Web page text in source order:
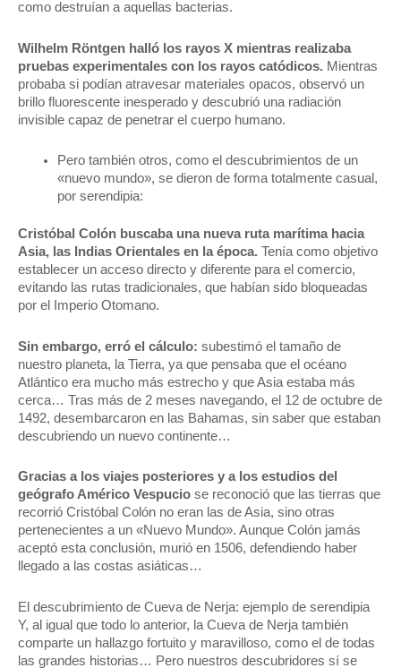
como destruían a aquellas bacterias.
Wilhelm Röntgen halló los rayos X mientras realizaba
pruebas experimentales con los rayos catódicos. Mientras
probaba si podían atravesar materiales opacos, observó un
brillo fluorescente inesperado y descubrió una radiación
invisible capaz de penetrar el cuerpo humano.
Pero también otros, como el descubrimientos de un
«nuevo mundo», se dieron de forma totalmente casual,
por serendipia:
Cristóbal Colón buscaba una nueva ruta marítima hacia
Asia, las Indias Orientales en la época. Tenía como objetivo
establecer un acceso directo y diferente para el comercio,
evitando las rutas tradicionales, que habían sido bloqueadas
por el Imperio Otomano.
Sin embargo, erró el cálculo: subestimó el tamaño de
nuestro planeta, la Tierra, ya que pensaba que el océano
Atlántico era mucho más estrecho y que Asia estaba más
cerca… Tras más de 2 meses navegando, el 12 de octubre de
1492, desembarcaron en las Bahamas, sin saber que estaban
descubriendo un nuevo continente…
Gracias a los viajes posteriores y a los estudios del
geógrafo Américo Vespucio se reconoció que las tierras que
recorrió Cristóbal Colón no eran las de Asia, sino otras
pertenecientes a un «Nuevo Mundo». Aunque Colón jamás
aceptó esta conclusión, murió en 1506, defendiendo haber
llegado a las costas asiáticas…
El descubrimiento de Cueva de Nerja: ejemplo de serendipia
Y, al igual que todo lo anterior, la Cueva de Nerja también
comparte un hallazgo fortuito y maravilloso, como el de todas
las grandes historias… Pero nuestros descubridores sí se